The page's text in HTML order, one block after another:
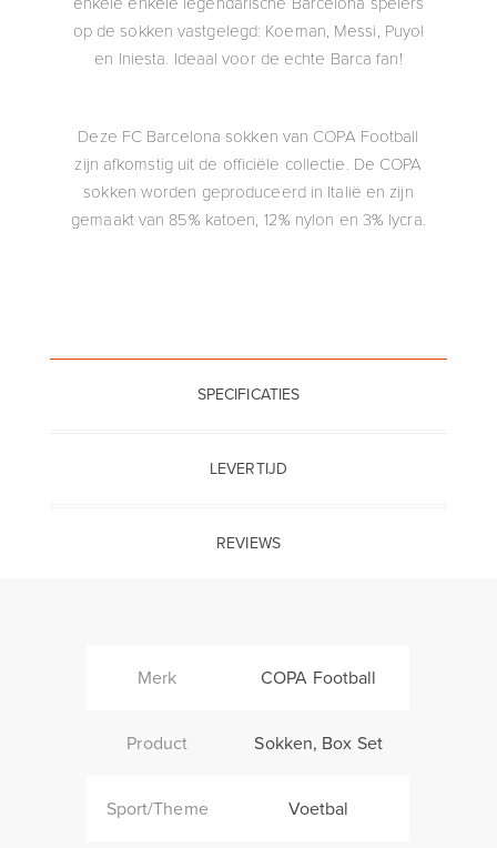
op de sokken vastgelegd: Koeman, Messi, Puyol
en Iniesta. Ideaal voor de echte Barca fan!
Deze FC Barcelona sokken van COPA Football
zijn afkomstig uit de officiële collectie. De COPA
sokken worden geproduceerd in Italië en zijn
gemaakt van 85% katoen, 12% nylon en 3% lycra.
SPECIFICATIES
LEVERTIJD
REVIEWS
Merk COPA Football
Product Sokken, Box Set
Sport/Theme Voetbal